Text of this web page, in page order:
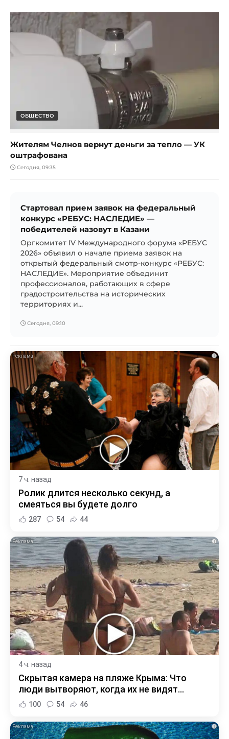
ОБЩЕСТВО
Жителям Челнов вернут деньги за тепло — УК
оштрафована
Сегодня, 09:35
Стартовал прием заявок на федеральный
конкурс «РЕБУС: НАСЛЕДИЕ» —
победителей назовут в Казани
Оргкомитет IV Международного форума «РЕБУС
2026» объявил о начале приема заявок на
открытый федеральный смотр-конкурс «РЕБУС:
НАСЛЕДИЕ». Мероприятие объединит
профессионалов, работающих в сфере
градостроительства на исторических
территориях и...
Сегодня, 09:10
i
7 ч. назад
Ролик длится несколько секунд, а
смеяться вы будете долго
287 54 44
i
4 ч. назад
Скрытая камера на пляже Крыма: Что
люди вытворяют, когда их не видят...
100 54 46
i